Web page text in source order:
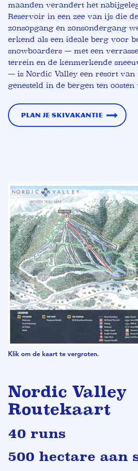
maanden verandert het
Reservoir in een zee van ijs die
zonsopgang en zonsondergang
erkend als een ideale berg voor
snowboarders — met een
terrein en de kenmerkende
— is Nordic Valley een resort van
genesteld in de bergen ten oosten
Plan je skivakantie
Klik om de kaart te vergroten.
Nordic Valley
Routekaart
40 runs
500 hectare aan